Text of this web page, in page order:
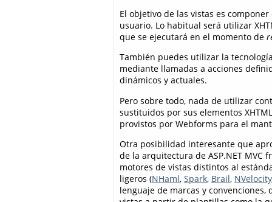
El objetivo de las vistas es
usuario. Lo habitual será utilizar
que se ejecutará en el momento de
También puedes utilizar la
mediante llamadas a acciones
dinámicos y actuales.
Pero sobre todo, nada de utilizar
sustituidos por sus elementos
provistos por Webforms para el
Otra posibilidad interesante que
de la arquitectura de ASP.NET MVC
motores de vistas distintos al
ligeros (NHaml, Spark, Brail, NVelocity
lenguaje de marcas y